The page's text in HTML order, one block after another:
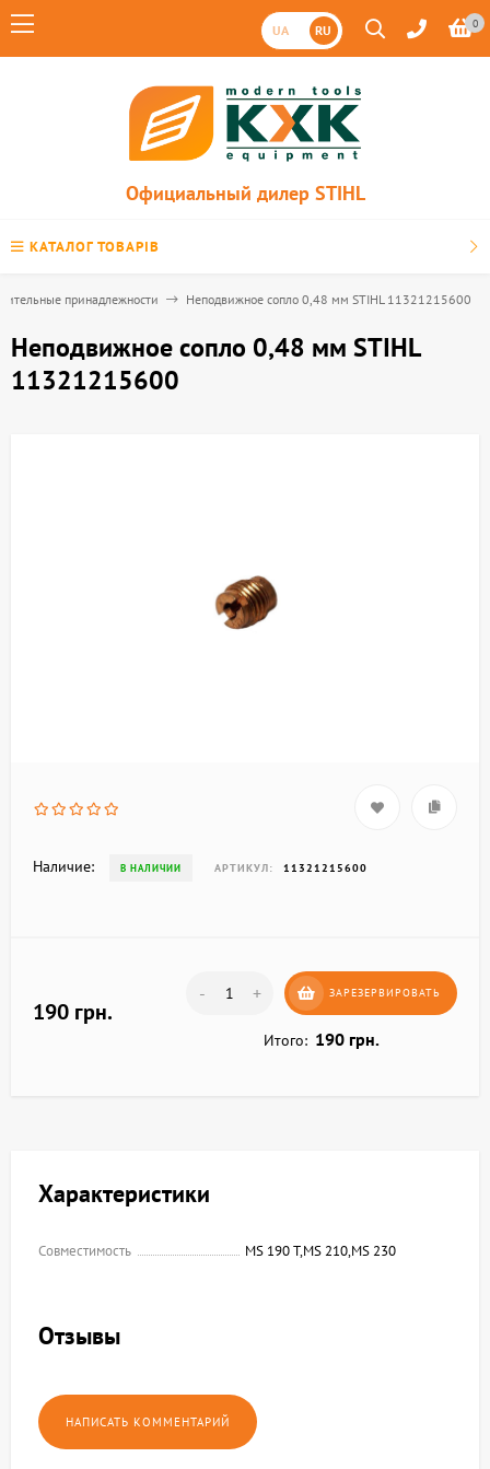
UA RU 0
Официальный дилер STIHL
КАТАЛОГ ТОВАРІВ
принадлежности Неподвижное сопло 0,48 мм STIHL 11321215600
Неподвижное сопло 0,48 мм STIHL
11321215600
Наличие: В НАЛИЧИИ АРТИКУЛ: 11321215600
190 грн.
- + ЗАРЕЗЕРВИРОВАТЬ
Итого: 190 грн.
Характеристики
Совместимость MS 190 T,MS 210,MS 230
Отзывы